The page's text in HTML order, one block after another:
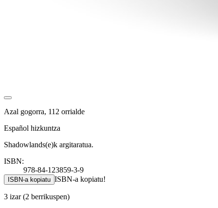
Azal gogorra, 112 orrialde
Español hizkuntza
Shadowlands(e)k argitaratua.
ISBN:
978-84-123859-3-9
ISBN-a kopiatu ISBN-a kopiatu!
3 izar(2 berrikuspen)